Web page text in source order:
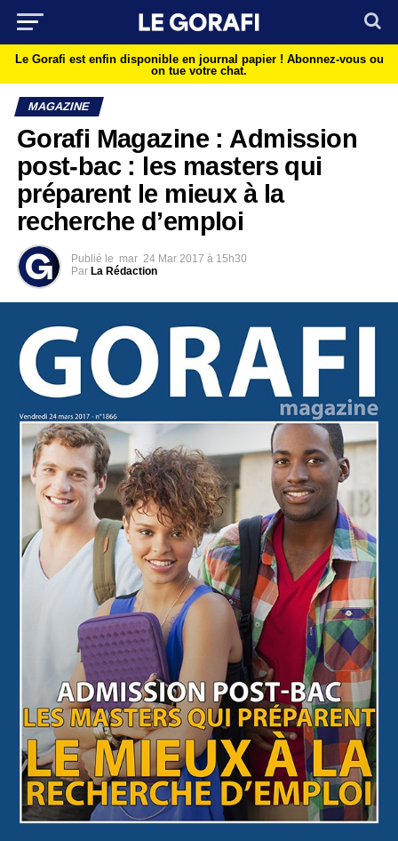
Le Gorafi est enfin disponible en journal papier ! Abonnez-vous ou
on tue votre chat.
MAGAZINE
Gorafi Magazine : Admission
post-bac : les masters qui
préparent le mieux à la
recherche d’emploi
Publié le mar 24 Mar 2017 à 15h30
Par La Rédaction